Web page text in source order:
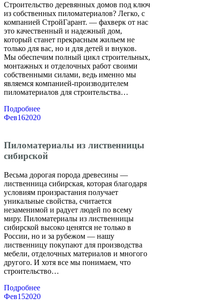
Строительство деревянных домов под ключ
из собственных пиломатериалов? Легко, с
компанией СтройГарант. — фахверк от нас
это качественный и надежный дом,
который станет прекрасным жильем не
только для вас, но и для детей и внуков.
Мы обеспечим полный цикл строительных,
монтажных и отделочных работ своими
собственными силами, ведь именно мы
являемся компанией-производителем
пиломатериалов для строительства…
Подробнее
Фев162020
Пиломатериалы из лиственницы
сибирской
Весьма дорогая порода древесины —
лиственница сибирская, которая благодаря
условиям произрастания получает
уникальные свойства, считается
незаменимой и радует людей по всему
миру. Пиломатериалы из лиственницы
сибирской высоко ценятся не только в
России, но и за рубежом — нашу
лиственницу покупают для производства
мебели, отделочных материалов и многого
другого. И хотя все мы понимаем, что
строительство…
Подробнее
Фев152020